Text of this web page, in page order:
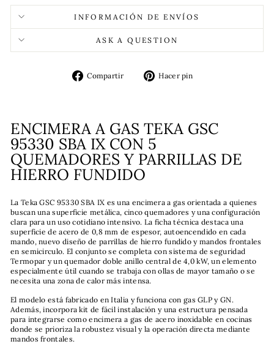
INFORMACIÓN DE ENVÍOS
ASK A QUESTION
Compartir
CompartirHacer pin
ENCIMERA A GAS TEKA GSC
95330 SBA IX CON 5
QUEMADORES Y PARRILLAS DE
HIERRO FUNDIDO
La Teka GSC 95330 SBA IX es una encimera a gas orientada a quienes
buscan una superficie metálica, cinco quemadores y una configuración
clara para un uso cotidiano intensivo. La ficha técnica destaca una
superficie de acero de 0,8 mm de espesor, autoencendido en cada
mando, nuevo diseño de parrillas de hierro fundido y mandos frontales
en semicirculo. El conjunto se completa con sistema de seguridad
Termopar y un quemador doble anillo central de 4,0 kW, un elemento
especialmente útil cuando se trabaja con ollas de mayor tamaño o se
necesita una zona de calor más intensa.
El modelo está fabricado en Italia y funciona con gas GLP y GN.
Además, incorpora kit de fácil instalación y una estructura pensada
para integrarse como encimera a gas de acero inoxidable en cocinas
donde se prioriza la robustez visual y la operación directa mediante
mandos frontales.